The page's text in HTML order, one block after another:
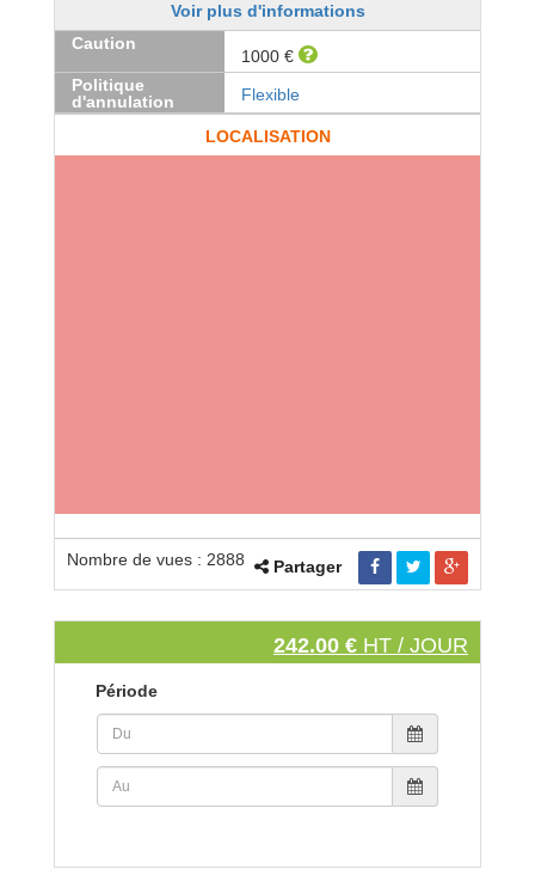
Voir plus d'informations
Caution
1000 €
Politique
d'annulation
Flexible
LOCALISATION
Nombre de vues : 2888 Partager
242.00 € HT / JOUR
Période